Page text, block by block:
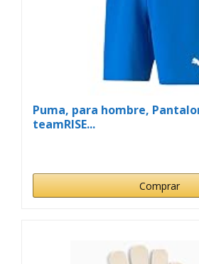
Puma, para hombre,
teamRISE...
Comprar